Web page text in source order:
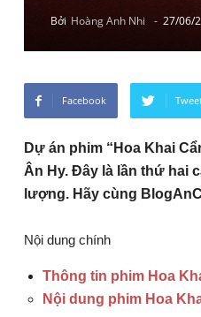
Bởi Hoàng Anh Nhi - 27/06/
Facebook
Dự án phim “Hoa Khai
Ân Hy. Đây là lần thứ hai
lượng. Hãy cùng
Nội dung chính
Thông tin phim Hoa
Nội dung phim Hoa